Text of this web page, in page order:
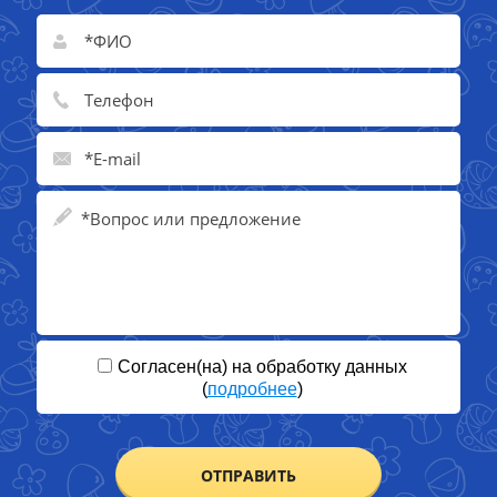
Согласен(на) на обработку данных
(подробнее)
ОТПРАВИТЬ